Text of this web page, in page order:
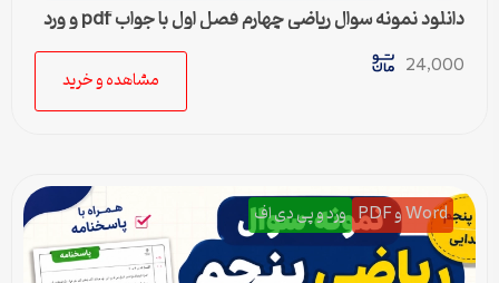
دانلود نمونه سوال ریاضی چهارم فصل اول با جواب pdf و ورد
24,000
مشاهده و خرید
Word و PDF ورد و پی دی اف